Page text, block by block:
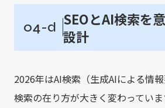
04-d SEOとAI検索を
設計
2026年はAI検索（生成AIによる情報
検索の在り方が大きく変わってい